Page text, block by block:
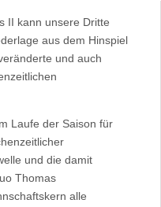
II kann unsere Dritte
aus dem Hinspiel
und auch
Laufe der Saison für
und die damit
Thomas
alle